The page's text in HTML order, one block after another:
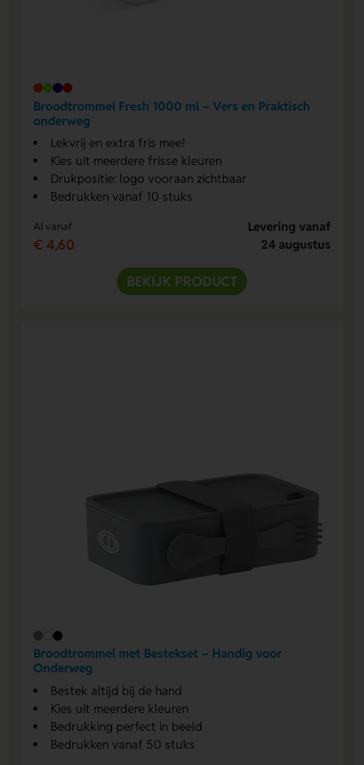
Broodtrommel Fresh 1000 ml – Vers en Praktisch
onderweg
Lekvrij en extra fris mee!
Kies uit meerdere frisse kleuren
Drukpositie: logo vooraan zichtbaar
Bedrukken vanaf 10 stuks
Al vanaf
€ 4,60
Levering vanaf
24 augustus
BEKIJK PRODUCT
Broodtrommel met Bestekset – Handig voor
Onderweg
Bestek altijd bij de hand
Kies uit meerdere kleuren
Bedrukking perfect in beeld
Bedrukken vanaf 50 stuks